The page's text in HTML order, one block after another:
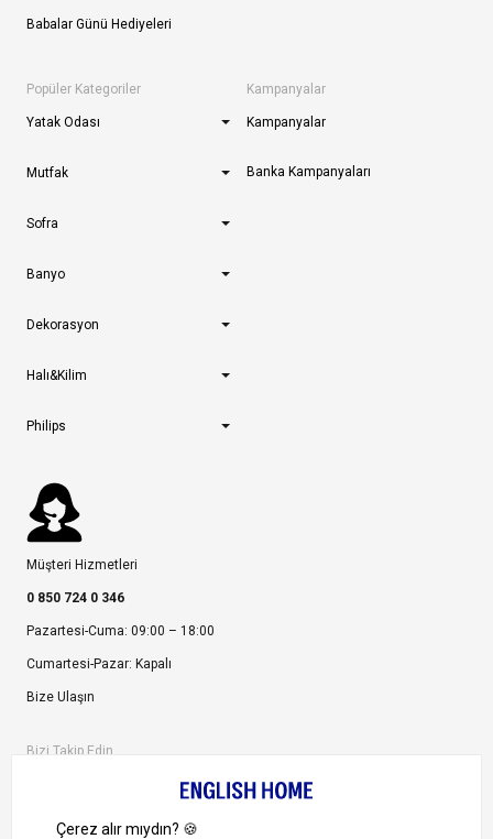
Babalar Günü Hediyeleri
Popüler Kategoriler
Yatak Odası
Mutfak
Sofra
Banyo
Dekorasyon
Halı&Kilim
Philips
Kampanyalar
Kampanyalar
Banka Kampanyaları
Müşteri Hizmetleri
0 850 724 0 346
Pazartesi-Cuma: 09:00 – 18:00
Cumartesi-Pazar: Kapalı
Bize Ulaşın
Bizi Takip Edin